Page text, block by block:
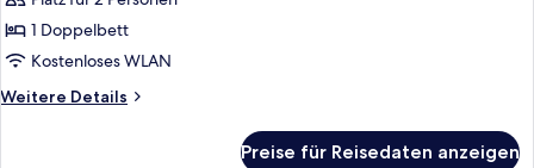
Stadtblick
anzeigen
1 Doppelbett
Kostenloses WLAN
Weitere Details
Weitere
Preise für Reisedaten anzeigen